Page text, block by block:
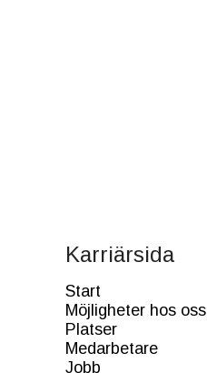
Karriärsida
Start
Möjligheter hos oss
Platser
Medarbetare
Jobb